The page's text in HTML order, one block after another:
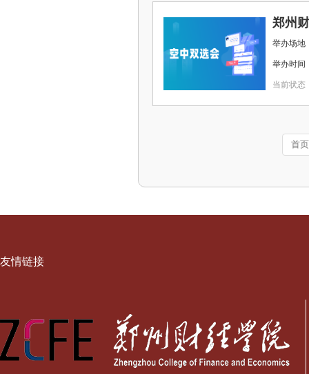
举办场地
举办时间
当前状态
首页
友情链接